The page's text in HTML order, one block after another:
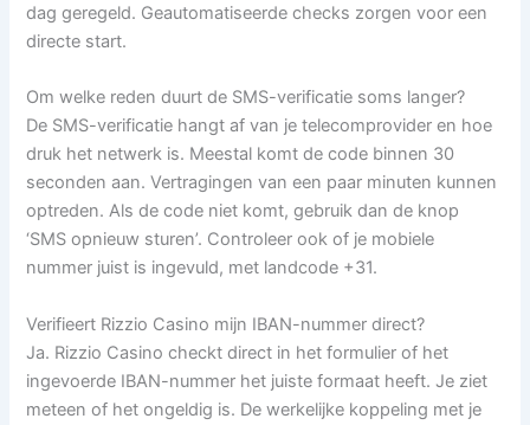
dag geregeld. Geautomatiseerde checks zorgen voor een
directe start.
Om welke reden duurt de SMS-verificatie soms langer?
De SMS-verificatie hangt af van je telecomprovider en hoe
druk het netwerk is. Meestal komt de code binnen 30
seconden aan. Vertragingen van een paar minuten kunnen
optreden. Als de code niet komt, gebruik dan de knop
‘SMS opnieuw sturen’. Controleer ook of je mobiele
nummer juist is ingevuld, met landcode +31.
Verifieert Rizzio Casino mijn IBAN-nummer direct?
Ja. Rizzio Casino checkt direct in het formulier of het
ingevoerde IBAN-nummer het juiste formaat heeft. Je ziet
meteen of het ongeldig is. De werkelijke koppeling met je